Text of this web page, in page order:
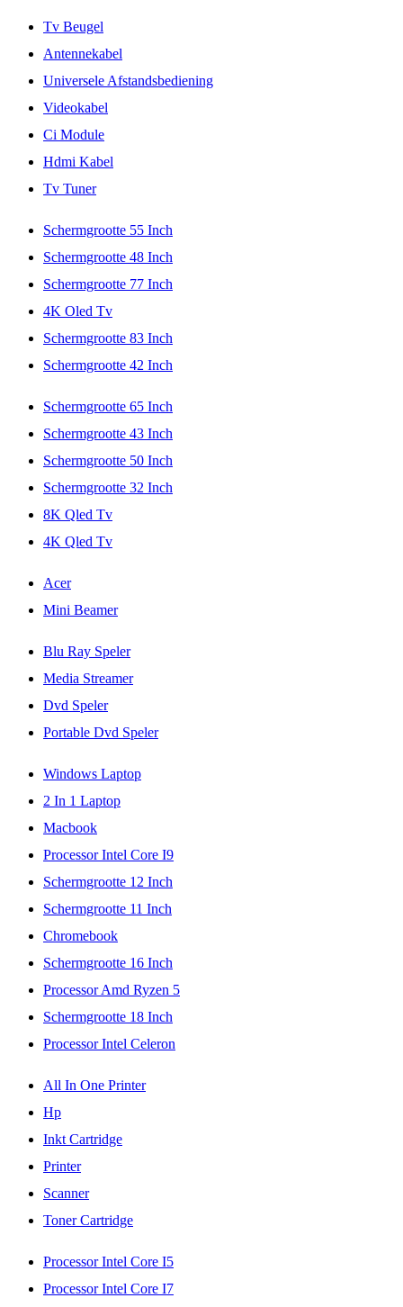
Tv Beugel
Antennekabel
Universele Afstandsbediening
Videokabel
Ci Module
Hdmi Kabel
Tv Tuner
Schermgrootte 55 Inch
Schermgrootte 48 Inch
Schermgrootte 77 Inch
4K Oled Tv
Schermgrootte 83 Inch
Schermgrootte 42 Inch
Schermgrootte 65 Inch
Schermgrootte 43 Inch
Schermgrootte 50 Inch
Schermgrootte 32 Inch
8K Qled Tv
4K Qled Tv
Acer
Mini Beamer
Blu Ray Speler
Media Streamer
Dvd Speler
Portable Dvd Speler
Windows Laptop
2 In 1 Laptop
Macbook
Processor Intel Core I9
Schermgrootte 12 Inch
Schermgrootte 11 Inch
Chromebook
Schermgrootte 16 Inch
Processor Amd Ryzen 5
Schermgrootte 18 Inch
Processor Intel Celeron
All In One Printer
Hp
Inkt Cartridge
Printer
Scanner
Toner Cartridge
Processor Intel Core I5
Processor Intel Core I7